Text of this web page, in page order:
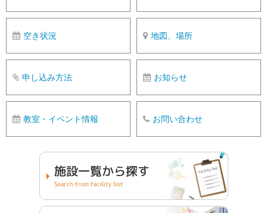
空き状況 地図、場所
申し込み方法 お知らせ
教室・イベント情報 お問い合わせ